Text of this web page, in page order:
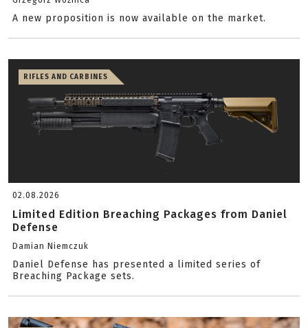
A new proposition is now available on the market.
RIFLES AND CARBINES
02.08.2026
Limited Edition Breaching Packages from Daniel
Defense
Damian Niemczuk
Daniel Defense has presented a limited series of
Breaching Package sets.